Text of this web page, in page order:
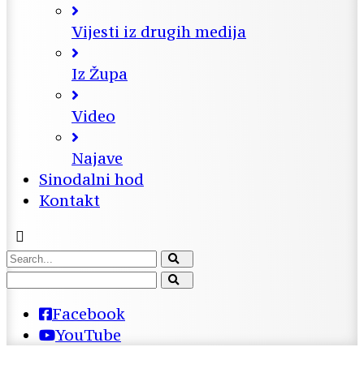
Vijesti iz drugih medija
Iz Župa
Video
Najave
Sinodalni hod
Kontakt
Facebook
YouTube